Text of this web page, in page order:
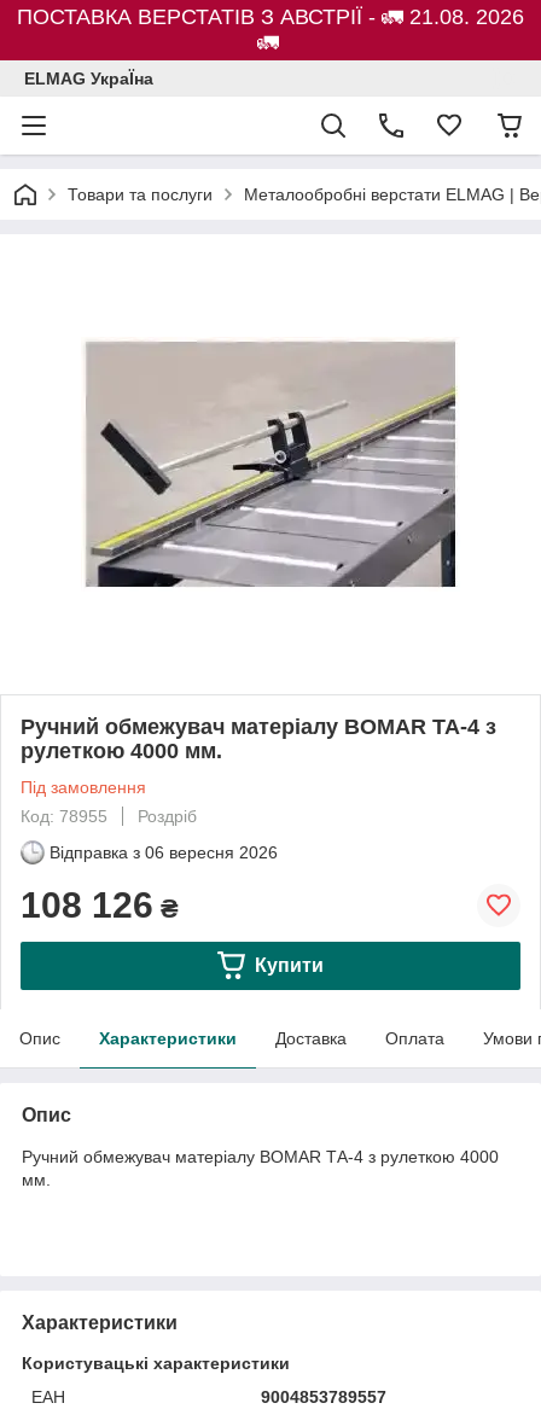
ПОСТАВКА ВЕРСТАТІВ З АВСТРІЇ - 🚛 21.08. 2026
🚛
ELMAG УкраЇна
Товари та послуги Металообробні верстати ELMAG |
Ручний обмежувач матеріалу BOMAR ТА-4 з
рулеткою 4000 мм.
Під замовлення
Код: 78955
Роздріб
Відправка з 06 вересня 2026
108 126 ₴
Купити
Опис Характеристики Доставка Оплата Умови
Опис
Ручний обмежувач матеріалу BOMAR ТА-4 з рулеткою 4000
мм.
Характеристики
Користувацькі характеристики
ЕАН
9004853789557